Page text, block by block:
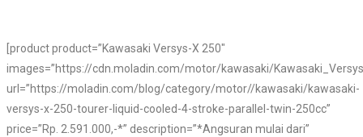
[product product=”Kawasaki Versys-X 250″
images=”https://cdn.moladin.com/motor/kawasaki/
url=”https://moladin.com/blog/category/motor//kawasaki/kawasaki-
versys-x-250-tourer-liquid-cooled-4-stroke-parallel-twin-250cc”
price=”Rp. 2.591.000,-*” description=”*Angsuran mulai dari”